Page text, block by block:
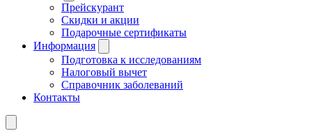
Прейскурант
Скидки и акции
Подарочные сертификаты
Информация
Подготовка к исследованиям
Налоговый вычет
Справочник заболеваний
Контакты